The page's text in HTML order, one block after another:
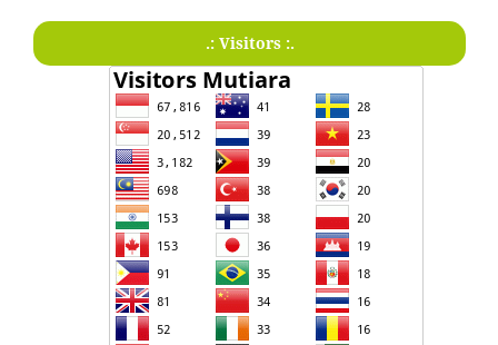
.: Visitors :.